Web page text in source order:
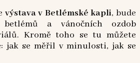
výstava v Betlémské kapli, bude
a vánočních ozdob
Kromě toho se tu můžete
jak se měřil v minulosti, jak se